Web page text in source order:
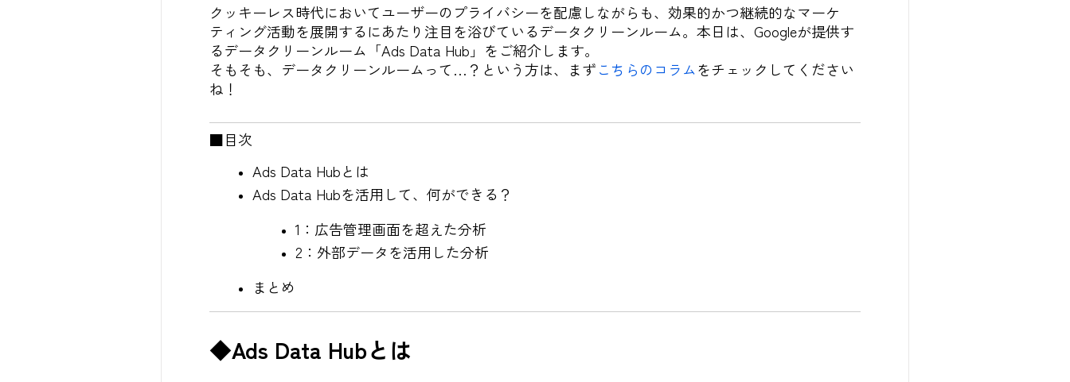
クッキーレス時代においてユーザーのプライバシーを配慮しながらも、効果的かつ継続的なマーケ
ティング活動を展開するにあたり注目を浴びているデータクリーンルーム。本日は、Googleが提供す
るデータクリーンルーム「Ads Data Hub」をご紹介します。
そもそも、データクリーンルームって…？という方は、まずこちらのコラムをチェックしてください
ね！
■目次
Ads Data Hubとは
Ads Data Hubを活用して、何ができる？
1：広告管理画面を超えた分析
2：外部データを活用した分析
まとめ
◆Ads Data Hubとは